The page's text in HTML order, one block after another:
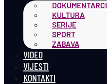
DOKUMENTARCI
KULTURA
SERIJE
SPORT
ZABAVA
VIDEO
VIJESTI
KONTAKTI